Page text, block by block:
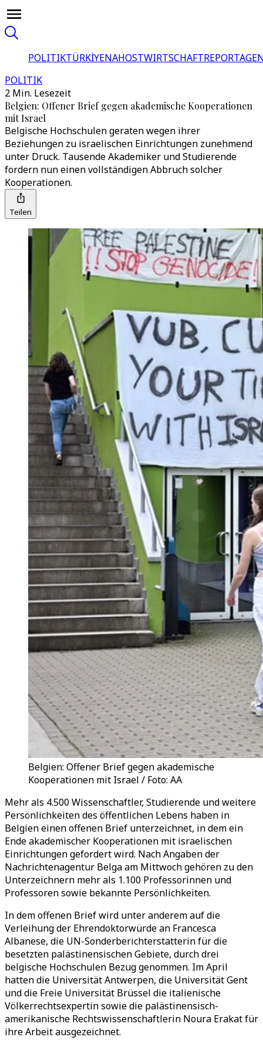
POLITIKTÜRKİYENAHOSTWIRTSCHAFT
POLITIK
2 Min. Lesezeit
Belgien: Offener Brief gegen akademische Kooperationen
mit Israel
Belgische Hochschulen geraten wegen ihrer
Beziehungen zu israelischen Einrichtungen zunehmend
unter Druck. Tausende Akademiker und Studierende
fordern nun einen vollständigen Abbruch solcher
Kooperationen.
Teilen
Belgien: Offener Brief gegen akademische
Kooperationen mit Israel / Foto: AA
Mehr als 4.500 Wissenschaftler, Studierende und weitere
Persönlichkeiten des öffentlichen Lebens haben in
Belgien einen offenen Brief unterzeichnet, in dem ein
Ende akademischer Kooperationen mit israelischen
Einrichtungen gefordert wird. Nach Angaben der
Nachrichtenagentur Belga am Mittwoch gehören zu den
Unterzeichnern mehr als 1.100 Professorinnen und
Professoren sowie bekannte Persönlichkeiten.
In dem offenen Brief wird unter anderem auf die
Verleihung der Ehrendoktorwürde an Francesca
Albanese, die UN-Sonderberichterstatterin für die
besetzten palästinensischen Gebiete, durch drei
belgische Hochschulen Bezug genommen. Im April
hatten die Universität Antwerpen, die Universität Gent
und die Freie Universität Brüssel die italienische
Völkerrechtsexpertin sowie die palästinensisch-
amerikanische Rechtswissenschaftlerin Noura Erakat für
ihre Arbeit ausgezeichnet.